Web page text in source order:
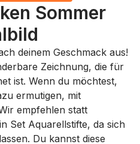
Sommer
deinem Geschmack aus!
Zeichnung, die für
ist. Wenn du möchtest,
ermutigen, mit
empfehlen statt
Set Aquarellstifte, da sich
Du kannst diese